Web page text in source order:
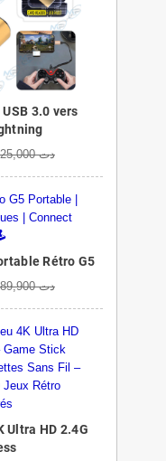
3.0 vers
25,000 دت
Rétro G5
89,900 دت
Ultra HD 2.4G